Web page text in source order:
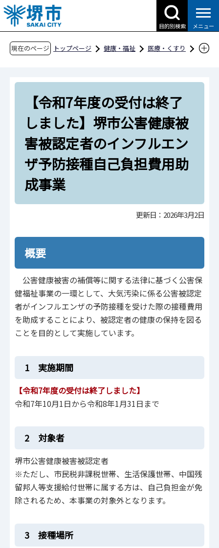
こ
の
ペ
目的別検索 メニュー
現在のページ トップページ 健康・福祉
医療・くすり
公害健康被害者の補償等事業
【令和7年度の受付は終了しました】堺市公害
健康被害被認定者のインフルエンザ予防接種自
己負担費用助成事業
【令和7年度の受付は終了
しました】堺市公害健康被
害被認定者のインフルエン
ザ予防接種自己負担費用助
成事業
更新日：2026年3月2日
概要
公害健康被害の補償等に関する法律に基づく公害保
健福祉事業の一環として、大気汚染に係る公害被認定
者がインフルエンザの予防接種を受けた際の接種費用
を助成することにより、被認定者の健康の保持を図る
ことを目的として実施しています。
1 実施期間
【令和7年度の受付は終了しました】
令和7年10月1日から令和8年1月31日まで
2 対象者
堺市公害健康被害被認定者
※ただし、市民税非課税世帯、生活保護世帯、中国残
留邦人等支援給付世帯に属する方は、自己負担金が免
除されるため、本事業の対象外となります。
3 接種場所